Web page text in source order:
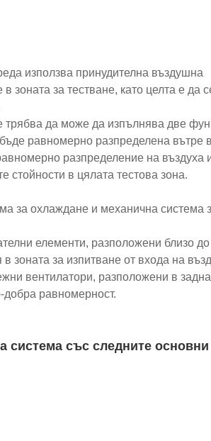
използва принудителна въздушна
зоната за тестване, като целта е да
трябва да може да изпълнява две
равномерно разпределена вътре в
разпределение на въздуха
стойности в цялата тестова зона.
за охлаждане и механична система
елементи, разположени близо до
зоната за изпитване от входа на
вентилатори, разположени в
добра равномерност.
система със следните основни